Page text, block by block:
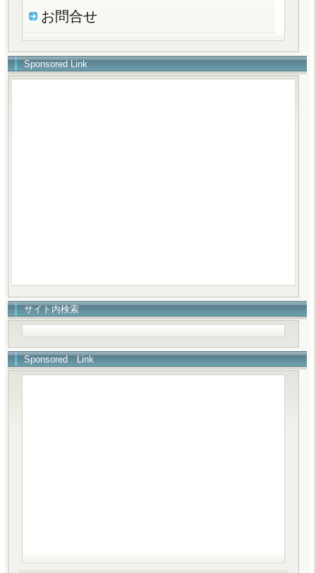
お問合せ
Sponsored Link
サイト内検索
Sponsored Link